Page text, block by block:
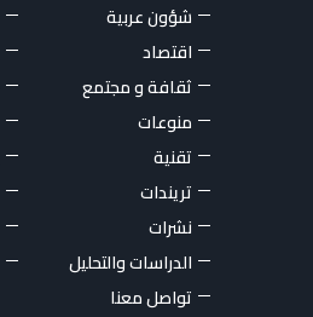
شؤون عربية
اقتصاد
ثقافة و مجتمع
منوعات
تقنية
تريندات
نشرات
الدراسات والتحليل
تواصل معنا